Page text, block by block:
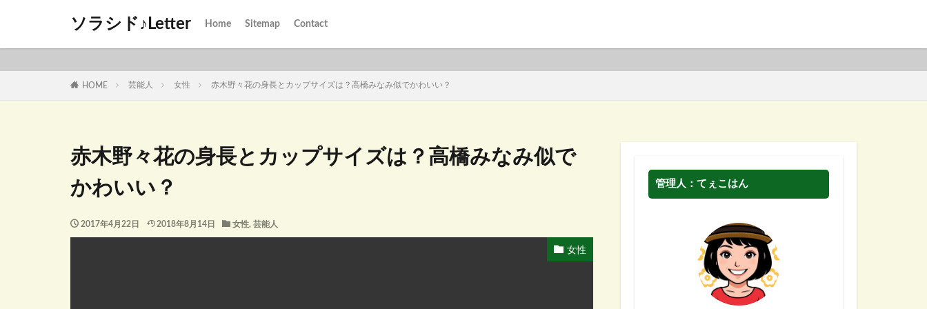
ソラシド♪Letter Home Sitemap Contact
HOME 芸能人 女性 赤木野々花の身長とカップサイズは？高橋みなみ似でかわいい？
赤木野々花の身長とカップサイズは？高橋みなみ似で
かわいい？
2017年4月22日 2018年8月14日 女性, 芸能人
女性
管理人：てぇこはん